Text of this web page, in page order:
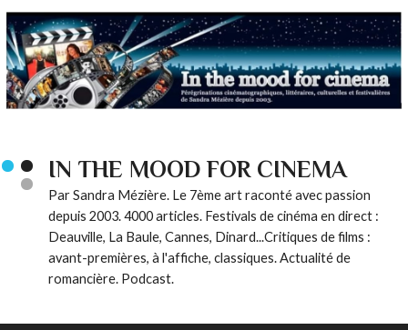
IN THE MOOD FOR CINEMA
Par Sandra Mézière. Le 7ème art raconté avec passion
depuis 2003. 4000 articles. Festivals de cinéma en direct :
Deauville, La Baule, Cannes, Dinard...Critiques de films :
avant-premières, à l'affiche, classiques. Actualité de
romancière. Podcast.